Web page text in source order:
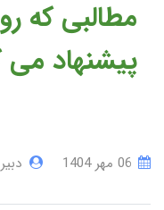
مطالبی که
پیشنهاد می